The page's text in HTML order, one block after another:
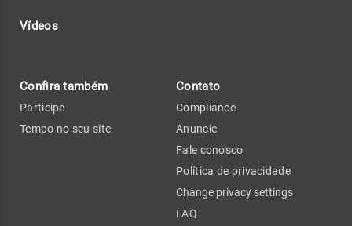
Vídeos
Confira também
Participe
Tempo no seu site
Contato
Compliance
Anuncie
Fale conosco
Política de privacidade
Change privacy settings
FAQ